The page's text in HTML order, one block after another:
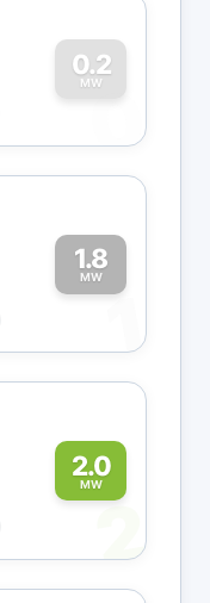
0.2
MW
0
1.8
MW
1
2.0
MW
2